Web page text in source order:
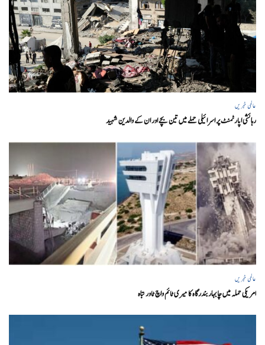
عالمی خبریں
رہائشی اپارٹمنٹ پر اسرائیلی حملے میں تین بچے اور ان کے والدین شہید
عالمی خبریں
امریکی حملہ میں چابہار بندرگاہ کا میری ٹائم واچ ٹاور تباہ